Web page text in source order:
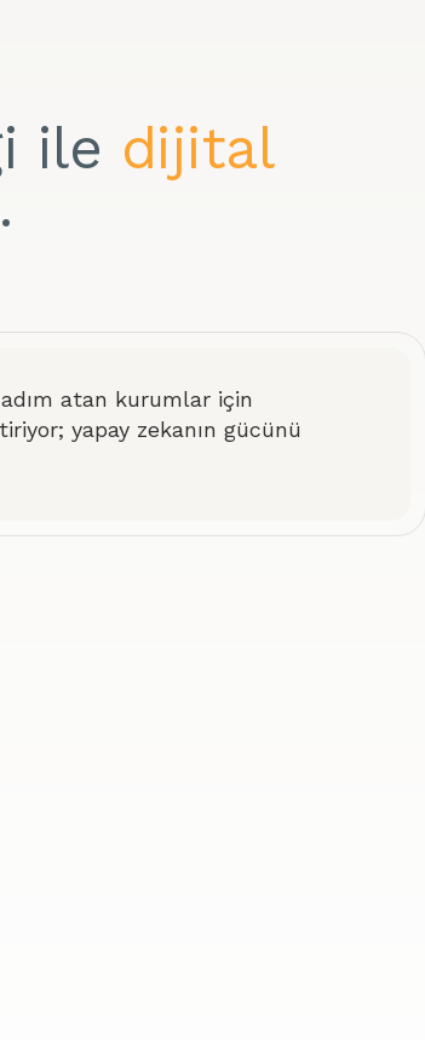
ile dijital
.
atan kurumlar için
yapay zekanın gücünü